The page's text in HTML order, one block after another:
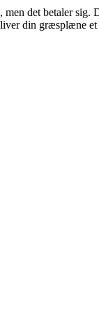
det betaler sig.
din græsplæne